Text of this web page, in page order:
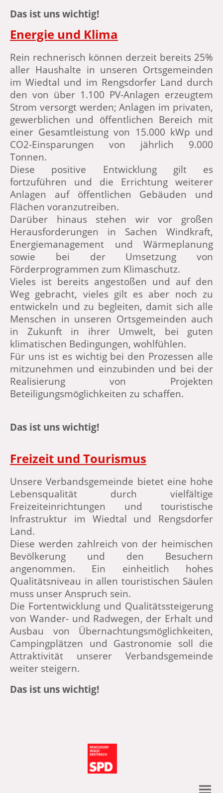
Das ist uns wichtig!
Energie und Klima
Rein rechnerisch können derzeit bereits 25%
aller Haushalte in unseren Ortsgemeinden
im Wiedtal und im Rengsdorfer Land durch
den von über 1.100 PV-Anlagen erzeugtem
Strom versorgt werden; Anlagen im privaten,
gewerblichen und öffentlichen Bereich mit
einer Gesamtleistung von 15.000 kWp und
CO2-Einsparungen von jährlich 9.000
Tonnen.
Diese positive Entwicklung gilt es
fortzuführen und die Errichtung weiterer
Anlagen auf öffentlichen Gebäuden und
Flächen voranzutreiben.
Darüber hinaus stehen wir vor großen
Herausforderungen in Sachen Windkraft,
Energiemanagement und Wärmeplanung
sowie bei der Umsetzung von
Förderprogrammen zum Klimaschutz.
Vieles ist bereits angestoßen und auf den
Weg gebracht, vieles gilt es aber noch zu
entwickeln und zu begleiten, damit sich alle
Menschen in unseren Ortsgemeinden auch
in Zukunft in ihrer Umwelt, bei guten
klimatischen Bedingungen, wohlfühlen.
Für uns ist es wichtig bei den Prozessen alle
mitzunehmen und einzubinden und bei der
Realisierung von Projekten
Beteiligungsmöglichkeiten zu schaffen.
Das ist uns wichtig!
Freizeit und Tourismus
Unsere Verbandsgemeinde bietet eine hohe
Lebensqualität durch vielfältige
Freizeiteinrichtungen und touristische
Infrastruktur im Wiedtal und Rengsdorfer
Land.
Diese werden zahlreich von der heimischen
Bevölkerung und den Besuchern
angenommen. Ein einheitlich hohes
Qualitätsniveau in allen touristischen Säulen
muss unser Anspruch sein.
Die Fortentwicklung und Qualitätssteigerung
von Wander- und Radwegen, der Erhalt und
Ausbau von Übernachtungsmöglichkeiten,
Campingplätzen und Gastronomie soll die
Attraktivität unserer Verbandsgemeinde
weiter steigern.
Das ist uns wichtig!